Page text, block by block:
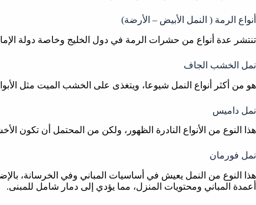
أنواع الرمة ( النمل الأبيض – الأرضة)
تنتشر عدة أنواع من حشرات الرمة في دول الخليج وخاصة دولة
نمل الخشب الجاف
هو من أكثر أنواع النمل شيوعا، ويتغذى على الخشب الميت مثل
نمل داميس
هذا النوع من الأنواع النادرة الظهور، ولكن من المحتمل أن تكون
نمل فورمان
هذا النوع من النمل يعيش في أساسيات المباني وفي الخرسانة،
أعمدة المباني ومحتويات المنزل، مما يؤدي إلى دمار شامل للمبنى.